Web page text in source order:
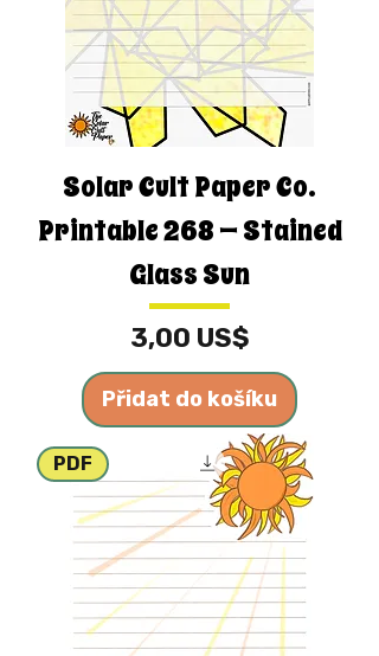
Solar Cult Paper Co.
Printable 268 — Stained
Glass Sun
Cena
3,00 US$
Přidat do košíku
PDF